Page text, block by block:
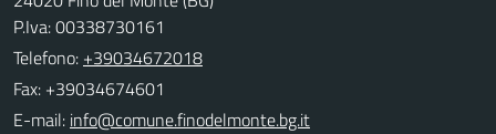
P.Iva: 00338730161
Telefono: +39034672018
Fax: +39034674601
E-mail: